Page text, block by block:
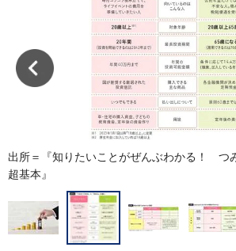
出所＝『知りたいことがぜんぶわかる！ つ
超基本 』